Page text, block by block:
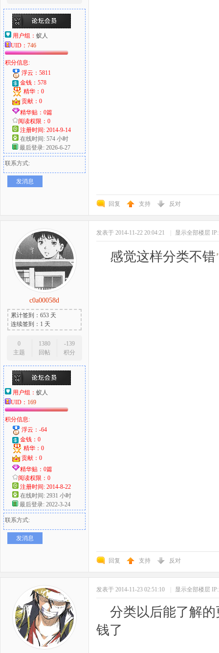
用户组： 蚁人
UID： 746
积分信息:
浮云：5811
金钱：578
精华：0
贡献：0
精华贴：0篇
阅读权限：0
注册时间: 2014-9-14
在线时间: 574 小时
最后登录: 2026-6-27
联系方式:
发消息
回复 支持 反对
c0a00058d
累计签到：653 天
连续签到：1 天
0
主题
1380
回帖
-139
积分
用户组： 蚁人
UID： 169
积分信息:
浮云：-64
金钱：0
精华：0
贡献：0
精华贴：0篇
阅读权限：0
注册时间: 2014-8-22
在线时间: 2931 小时
最后登录: 2022-3-24
联系方式:
发消息
发表于 2014-11-22 20:04:21 显示全部楼层
感觉这样分类不错
回复 支持 反对
发表于 2014-11-23 02:51:10 显示全部楼层
分类以后能了解
钱了